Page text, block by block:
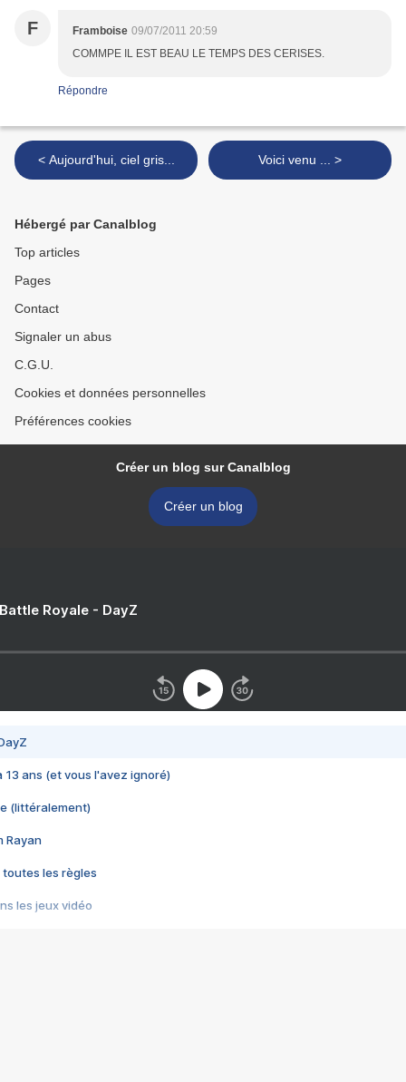
F Framboise 09/07/2011 20:59
COMMPE IL EST BEAU LE TEMPS DES CERISES.
Répondre
< Aujourd'hui, ciel gris... Voici venu ... >
Hébergé par Canalblog
Top articles
Pages
Contact
Signaler un abus
C.G.U.
Cookies et données personnelles
Préférences cookies
Créer un blog sur Canalblog
Créer un blog
Royale - DayZ
13 ans (et vous l'avez ignoré)
(littéralement)
Rayan
toutes les règles
les jeux vidéo